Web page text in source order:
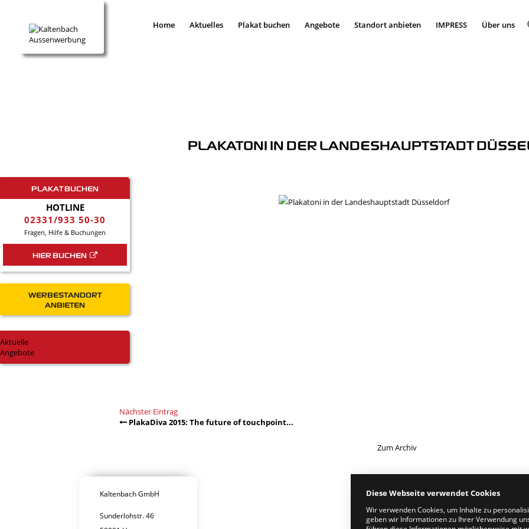
Home Aktuelles Plakat buchen Angebote Standort anbieten IMPRESS Über uns
PLAKATONI IN DER LANDESHAUPTSTADT
Nächster Eintrag
PlakaDiva 2015: The future of touchpoint...
Zum Archiv
Kaltenbach GmbH
Sunderlohstr. 46
PLAKAT BUCHEN
HOTLINE
02331/933 50-30
Fragen, Hilfe & Buchungen
HIER BUCHEN
WERBESTANDORT
ANBIETEN
Aktuelle
Angebote
Diese Webseite verwendet Cookies
Wir verwenden Cookies, um Inhalte zu
geben wir Informationen zu Ihrer Verwendung